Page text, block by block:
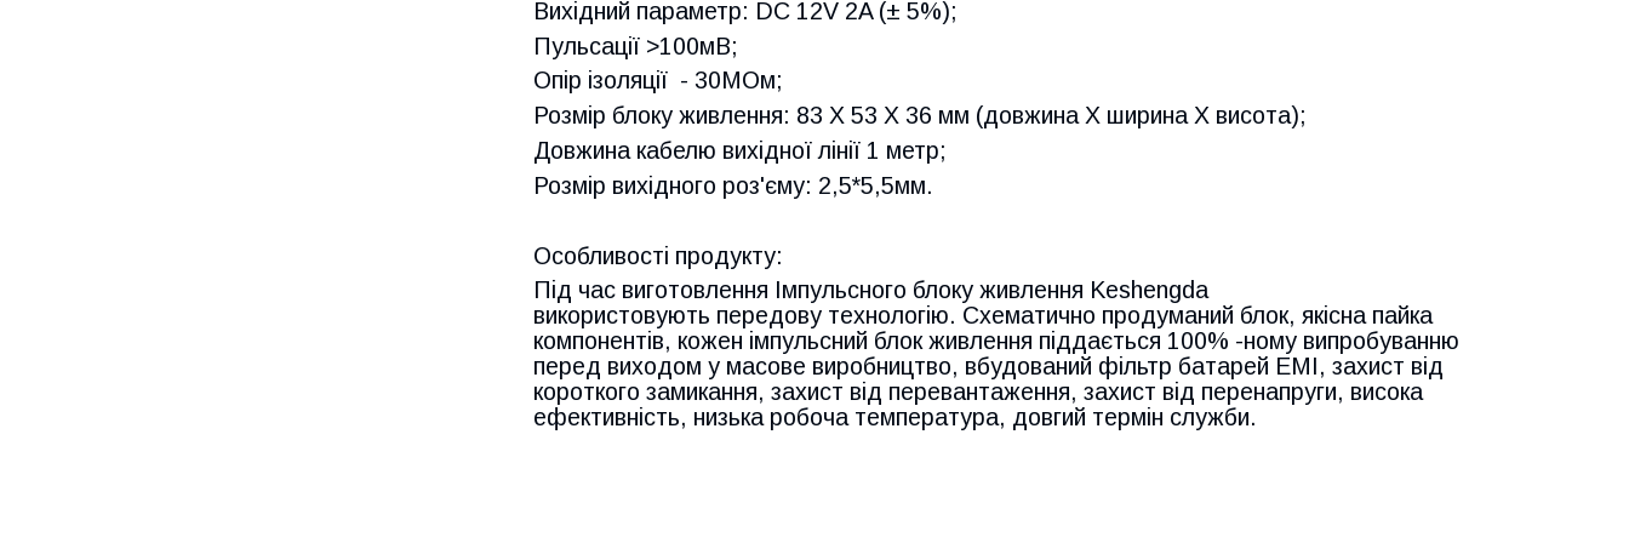
Вихідний параметр: DC 12V 2A (± 5%);
Пульсації >100мВ;
Опір ізоляції - 30МОм;
Розмір блоку живлення: 83 X 53 X 36 мм (довжина X ширина X висота);
Довжина кабелю вихідної лінії 1 метр;
Розмір вихідного роз'єму: 2,5*5,5мм.
Особливості продукту:
Під час виготовлення Імпульсного блоку живлення Keshengda
використовують передову технологію. Схематично продуманий блок, якісна пайка
компонентів, кожен імпульсний блок живлення піддається 100% -ному випробуванню
перед виходом у масове виробництво, вбудований фільтр батарей EMI, захист від
короткого замикання, захист від перевантаження, захист від перенапруги, висока
ефективність, низька робоча температура, довгий термін служби.